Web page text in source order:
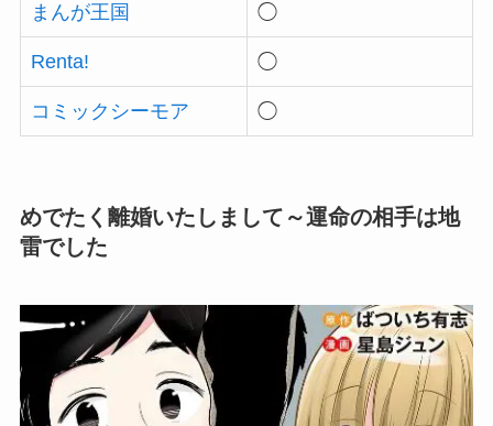
まんが王国 ◯
Renta! ◯
コミックシーモア ◯
めでたく離婚いたしまして～運命の相手は地
雷でした